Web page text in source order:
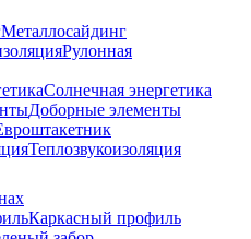
Металлосайдинг
Рулонная
Солнечная энергетика
Доборные элементы
Теплозвукоизоляция
Каркасный профиль